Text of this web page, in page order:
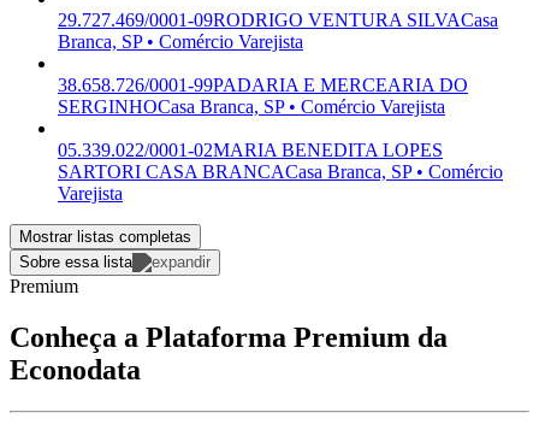
29.727.469/0001-09RODRIGO VENTURA SILVACasa
Branca, SP • Comércio Varejista
38.658.726/0001-99PADARIA E MERCEARIA DO
SERGINHOCasa Branca, SP • Comércio Varejista
05.339.022/0001-02MARIA BENEDITA LOPES
SARTORI CASA BRANCACasa Branca, SP • Comércio
Varejista
Mostrar listas completas
Sobre essa lista
Premium
Conheça a Plataforma Premium da
Econodata